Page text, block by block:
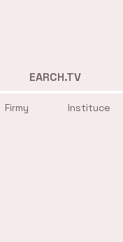
Firmy Instituce
EARCH.TV